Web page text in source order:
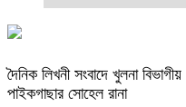
দৈনিক লিখনী সংবাদে খুলনা
পাইকগাছার সোহেল রানা